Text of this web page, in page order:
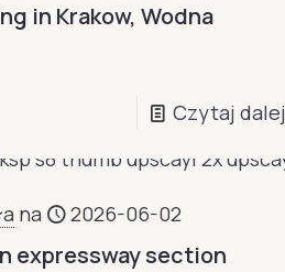
in Krakow, Wodna
Czytaj dalej
na 2026-06-02
expressway section